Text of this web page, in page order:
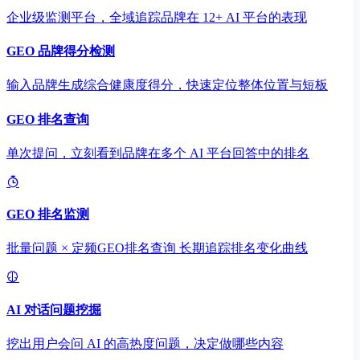
企业级监测平台，全域追踪品牌在 12+ AI 平台的表现
GEO 品牌得分检测
输入品牌生成综合健康度得分，快速定位整体位置与短板
GEO 排名查询
单次提问，立刻看到品牌在多个 AI 平台回答中的排名
GEO 排名监测
批量问题 × 定频GEO排名查询 长期追踪排名变化曲线
AI 对话问题挖掘
挖出用户会问 AI 的高热度问题，决定做哪些内容